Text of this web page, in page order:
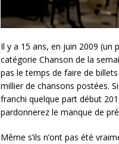
Il y a 15 ans, en juin 2009 (un
catégorie Chanson de la
pas le temps de faire de
millier de chansons postées.
franchi quelque part début
pardonnerez le manque de
Même s’ils n’ont pas été